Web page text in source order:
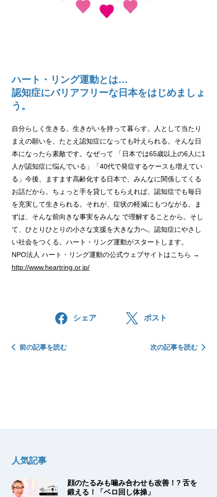
ハート・リング運動とは…
認知症にバリアフリーな日本をはじめましょ
う。
自分らしく生きる。生きがいを持って暮らす。人として当たり
まえの願いを、たとえ認知症になっても叶えられる。そんな日
本になったら素敵です。なぜって 「日本では65歳以上の6人に1
人が認知症に悩んでいる」「40代で発症するケースも増えてい
る」今後、ますます高齢化する日本で、みんなに関係してくる
お話だから。ちょっと手を貸してもらえれば、認知症でも毎日
を充実して生きられる。それが、症状の軽減にもつながる。ま
ずは、そんな前向きな事実をみんな で理解することから。そし
て、ひとりひとりの小さな支援を大きな力へ。認知症にやさし
い社会をつくる。ハート・リング運動がスタートします。
NPO法人 ハート・リング運動の公式ウェブサイトはこちら →
http://www.heartring.or.jp/
シェア ポスト
投 前の記事を読む 次の記事を読む
人気記事
顔のたるみも噛み合わせも改善！? 舌を
鍛える！「ベロ回し体操」